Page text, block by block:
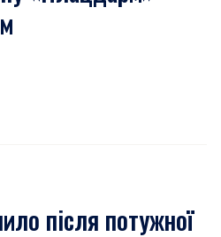
після потужної